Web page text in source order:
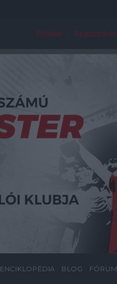
Főoldal Regisztráció
ENCIKLOPÉDIA BLOG FÓRUM